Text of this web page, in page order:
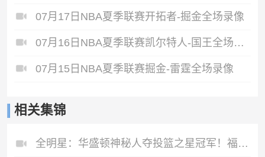
07月17日NBA夏季联赛开拓者-掘金全场录像
07月16日NBA夏季联赛凯尔特人-国王全场录像
07月15日NBA夏季联赛掘金-雷霆全场录像
相关集锦
全明星：华盛顿神秘人夺投篮之星冠军！福德夺得三分大赛冠军！